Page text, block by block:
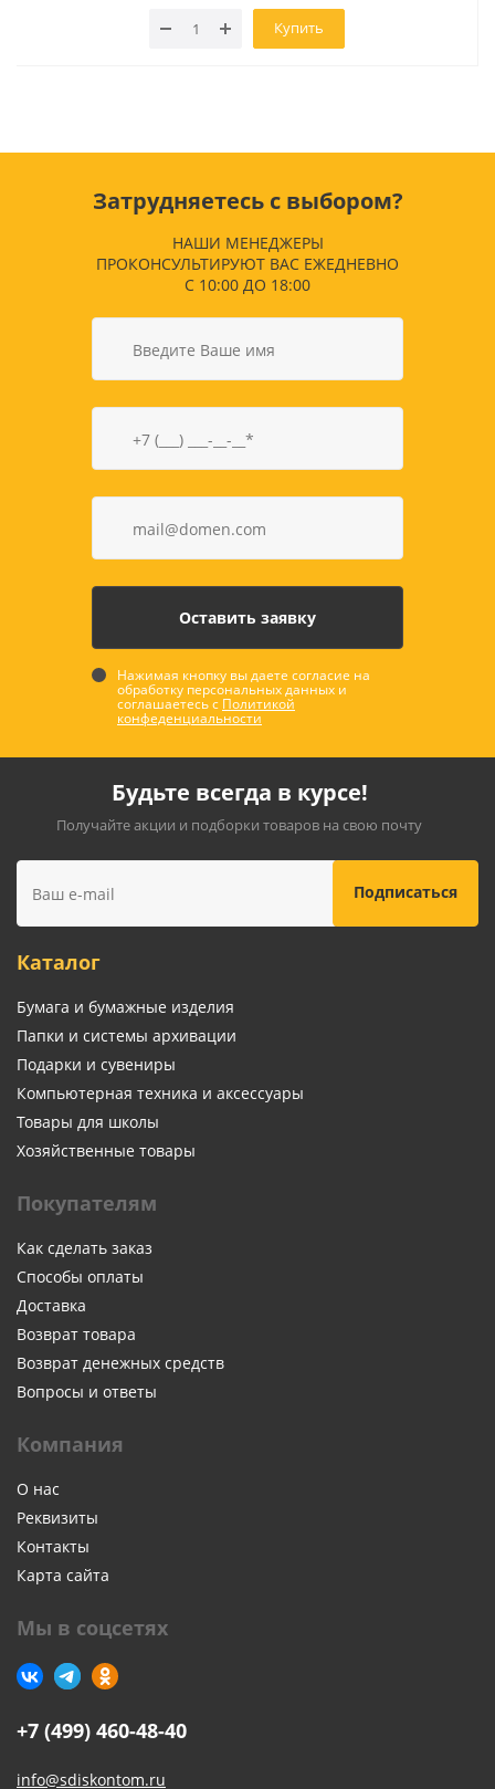
Купить
Затрудняетесь с выбором?
НАШИ МЕНЕДЖЕРЫ
ПРОКОНСУЛЬТИРУЮТ ВАС ЕЖЕДНЕВНО
С 10:00 ДО 18:00
Нажимая кнопку вы даете согласие на
обработку персональных данных и
соглашаетесь с Политикой
конфеденциальности
Будьте всегда в курсе!
Получайте акции и подборки товаров на свою почту
Каталог
Бумага и бумажные изделия
Папки и системы архивации
Подарки и сувениры
Компьютерная техника и аксессуары
Товары для школы
Хозяйственные товары
Покупателям
Как сделать заказ
Способы оплаты
Доставка
Возврат товара
Возврат денежных средств
Вопросы и ответы
Компания
О нас
Реквизиты
Контакты
Карта сайта
Мы в соцсетях
+7 (499) 460-48-40
info@sdiskontom.ru